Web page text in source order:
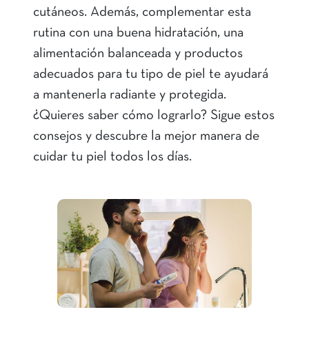
cutáneos. Además, complementar esta
rutina con una buena hidratación, una
alimentación balanceada y productos
adecuados para tu tipo de piel te ayudará
a mantenerla radiante y protegida.
¿Quieres saber cómo lograrlo? Sigue estos
consejos y descubre la mejor manera de
cuidar tu piel todos los días.